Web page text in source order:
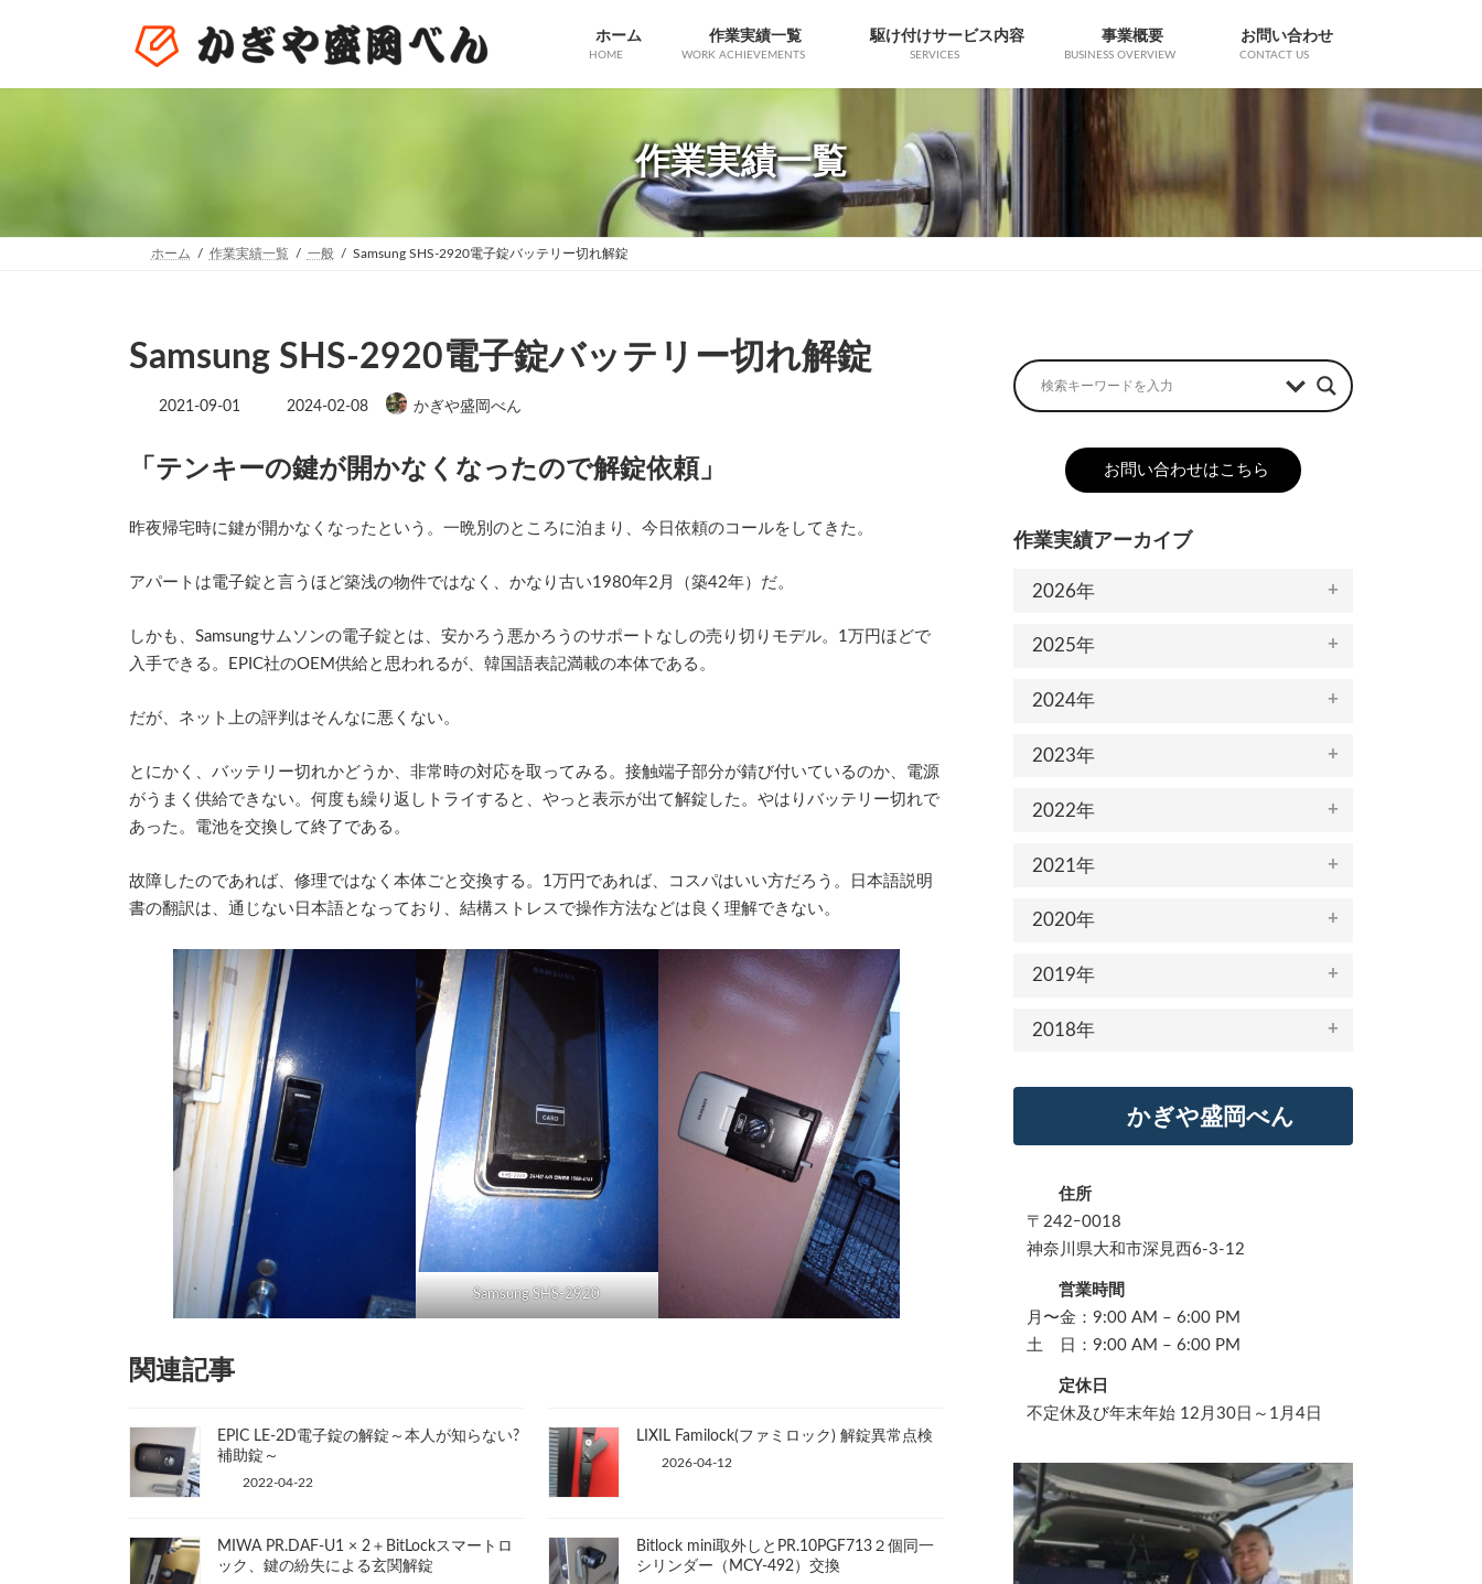
ホーム
HOME
作業実績一覧
WORK ACHIEVEMENTS
駆け付けサービス内容
SERVICES
事業概要
BUSINESS OVERVIEW
お問い合わせ
CONTACT US
作業実績一覧
ホーム 作業実績一覧 一般 Samsung SHS-2920電子錠バッテリー切れ解錠
Samsung SHS-2920電子錠バッテリー切れ解錠
2021-09-01
最
新
日
2024-02-08 かぎや盛岡べん
「テンキーの鍵が開かなくなったので解錠依頼」
昨夜帰宅時に鍵が開かなくなったという。一晩別のところに泊まり、今日依頼のコールをしてきた。
アパートは電子錠と言うほど築浅の物件ではなく、かなり古い1980年2月（築42年）だ。
しかも、Samsungサムソンの電子錠とは、安かろう悪かろうのサポートなしの売り切りモデル。1万円ほどで
入手できる。EPIC社のOEM供給と思われるが、韓国語表記満載の本体である。
だが、ネット上の評判はそんなに悪くない。
とにかく、バッテリー切れかどうか、非常時の対応を取ってみる。接触端子部分が錆び付いているのか、電源
がうまく供給できない。何度も繰り返しトライすると、やっと表示が出て解錠した。やはりバッテリー切れで
あった。電池を交換して終了である。
故障したのであれば、修理ではなく本体ごと交換する。1万円であれば、コスパはいい方だろう。日本語説明
書の翻訳は、通じない日本語となっており、結構ストレスで操作方法などは良く理解できない。
Samsung SHS-2920
関連記事
EPIC LE-2D電子錠の解錠～本人が知らない?
補助錠～
2022-04-22
LIXIL Familock(ファミロック) 解錠異常点検
2026-04-12
MIWA PR.DAF-U1 × 2＋BitLockスマートロ
ック、鍵の紛失による玄関解錠
Bitlock mini取外しとPR.10PGF713２個同一
シリンダー（MCY-492）交換
お問い合わせはこちら
作業実績アーカイブ
2026年
2025年
2024年
2023年
2022年
2021年
2020年
2019年
2018年
かぎや盛岡べん
住所
〒242ｰ0018
神奈川県大和市深見西6-3-12
営業時間
月〜金：9:00 AM – 6:00 PM
土 日：9:00 AM – 6:00 PM
定休日
不定休及び年末年始 12月30日～1月4日